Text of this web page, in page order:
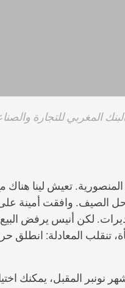
المغربي للتجارة
تعيش لينا هناك
حل الصيف. وافقت أمينة
لكن أنيس يرفض
تنقلب المعادلة:
نونبر المقبل، يمكنك